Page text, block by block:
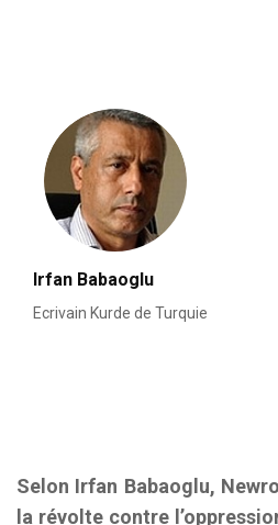
Irfan Babaoglu
Ecrivain Kurde de Turquie
Selon Irfan Babaoglu,
la révolte contre